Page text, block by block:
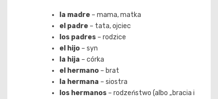
la madre – mama, matka
el padre – tata, ojciec
los padres – rodzice
el hijo – syn
la hija – córka
el hermano – brat
la hermana – siostra
los hermanos – rodzeństwo (albo „bracia i